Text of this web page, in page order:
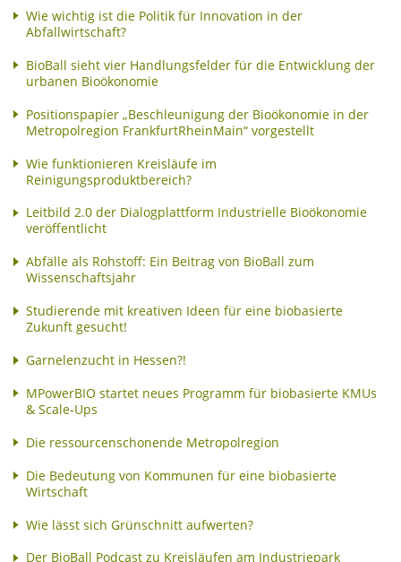
Wie wichtig ist die Politik für Innovation in der
Abfallwirtschaft?
BioBall sieht vier Handlungsfelder für die Entwicklung der
urbanen Bioökonomie
Positionspapier „Beschleunigung der Bioökonomie in der
Metropolregion FrankfurtRheinMain“ vorgestellt
Wie funktionieren Kreisläufe im
Reinigungsproduktbereich?
Leitbild 2.0 der Dialogplattform Industrielle Bioökonomie
veröffentlicht
Abfälle als Rohstoff: Ein Beitrag von BioBall zum
Wissenschaftsjahr
Studierende mit kreativen Ideen für eine biobasierte
Zukunft gesucht!
Garnelenzucht in Hessen?!
MPowerBIO startet neues Programm für biobasierte KMUs
& Scale-Ups
Die ressourcenschonende Metropolregion
Die Bedeutung von Kommunen für eine biobasierte
Wirtschaft
Wie lässt sich Grünschnitt aufwerten?
Der BioBall Podcast zu Kreisläufen am Industriepark